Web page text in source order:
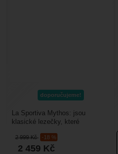
doporučujeme!
2 999Kč -18 %
2 459 Kč
La Sportiva Mythos: jsou
klasické lezečky, které
Sportivy už minimálně 40 let....